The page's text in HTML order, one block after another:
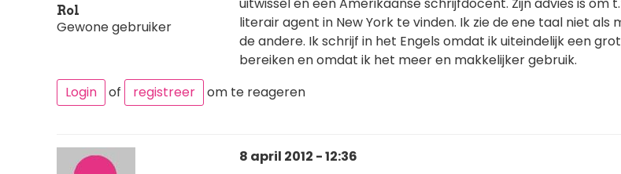
Rol
Gewone gebruiker
literair agent in New York te vinden. Ik zie de ene taal niet als
de andere. Ik schrijf in het Engels omdat ik uiteindelijk een
bereiken en omdat ik het meer en makkelijker gebruik.
Login
of registreer om te reageren
8 april 2012 - 12:36